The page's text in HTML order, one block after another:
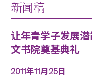
新闻稿
让年青学子发展
文书院奠基典礼
2011年11月25日